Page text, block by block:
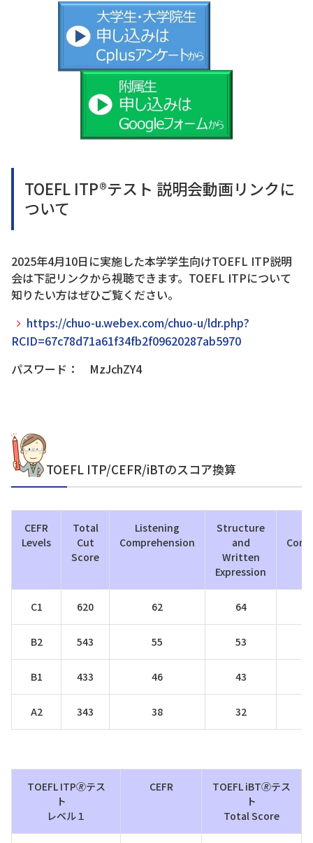
TOEFL ITP®テスト 説明会動画リンクに
ついて
2025年4月10日に実施した本学学生向けTOEFL ITP説明
会は下記リンクから視聴できます。TOEFL ITPについて
知りたい方はぜひご覧ください。
https://chuo-u.webex.com/chuo-u/ldr.php?
RCID=67c78d71a61f34fb2f09620287ab5970
パスワード： MzJchZY4
TOEFL ITP/CEFR/iBTのスコア換算
CEFR
Levels
Total
Cut
Score
Listening
Comprehension
Structure
and
Written
Expression
C1 620 62 64
B2 543 55 53
B1 433 46 43
A2 343 38 32
TOEFL ITP🄬テス
ト
レベル１
CEFR
TOEFL iBT🄬テス
ト
Total Score